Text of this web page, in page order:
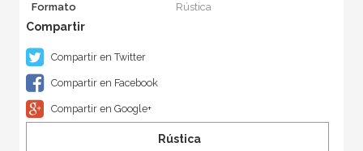
Formato
Rústica
Compartir en Twitter
Compartir en Facebook
Compartir en Google+
Rústica